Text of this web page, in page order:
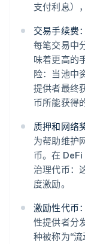
支付利息）
交易手续费
每笔交易中
味着更高的
险：当池中
提供者最终
币所能获得
质押和网络
为帮助维护
币。在
治理代币：
度激励。
激励性代币
性提供者分
种被称为“